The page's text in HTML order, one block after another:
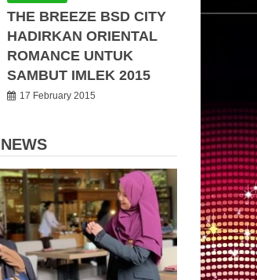
THE BREEZE BSD CITY
HADIRKAN ORIENTAL
ROMANCE UNTUK
SAMBUT IMLEK 2015
17 February 2015